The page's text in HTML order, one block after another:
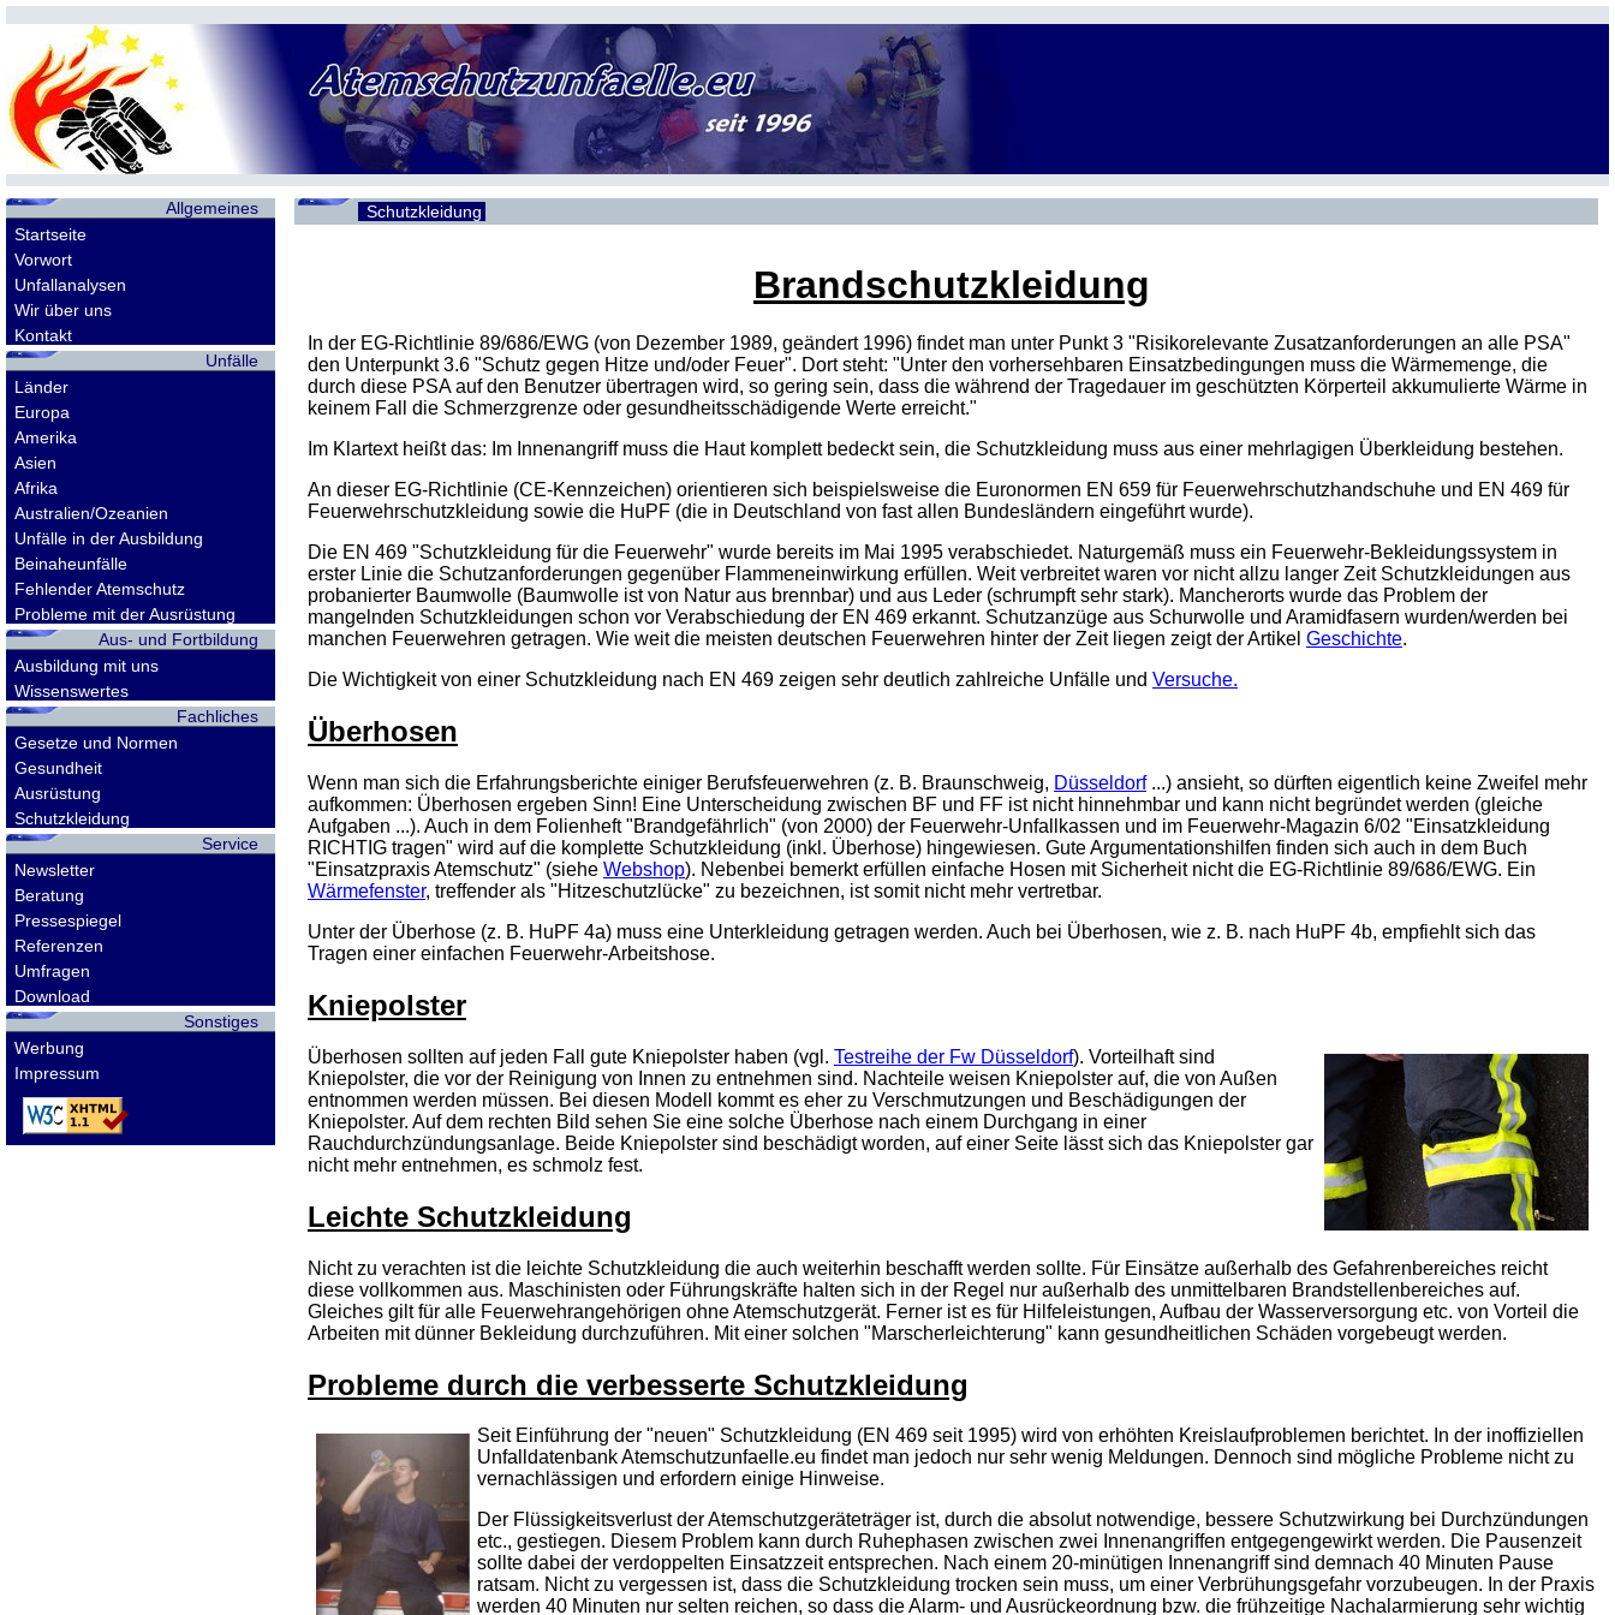
Allgemeines
Startseite
Vorwort
Unfallanalysen
Wir über uns
Kontakt
Unfälle
Länder
Europa
Amerika
Asien
Afrika
Australien/Ozeanien
Unfälle in der Ausbildung
Beinaheunfälle
Fehlender Atemschutz
Probleme mit der Ausrüstung
Aus- und Fortbildung
Ausbildung mit uns
Wissenswertes
Fachliches
Gesetze und Normen
Gesundheit
Ausrüstung
Schutzkleidung
Service
Newsletter
Beratung
Pressespiegel
Referenzen
Umfragen
Download
Sonstiges
Werbung
Impressum
Schutzkleidung
Brandschutzkleidung
In der EG-Richtlinie 89/686/EWG (von Dezember 1989, geändert 1996) findet man unter Punkt 3 "Risikorelevante Zusatzanforderungen an alle PSA"
den Unterpunkt 3.6 "Schutz gegen Hitze und/oder Feuer". Dort steht: "Unter den vorhersehbaren Einsatzbedingungen muss die Wärmemenge, die
durch diese PSAauf den Benutzer übertragen wird, so gering sein, dass die während der Tragedauer im geschützten Körperteil akkumulierte Wärme in
keinem Fall die Schmerzgrenze oder gesundheitsschädigende Werte erreicht."
Im Klartext heißt das: Im Innenangriff muss die Haut komplett bedeckt sein, die Schutzkleidung muss aus einer mehrlagigen Überkleidung bestehen.
An dieser EG-Richtlinie (CE-Kennzeichen) orientieren sich beispielsweise die Euronormen EN 659 für Feuerwehrschutzhandschuhe und EN 469 für
Feuerwehrschutzkleidung sowie die HuPF (die in Deutschland von fast allen Bundesländern eingeführt wurde).
Die EN 469 "Schutzkleidung für die Feuerwehr" wurde bereits im Mai 1995 verabschiedet. Naturgemäß muss ein Feuerwehr-Bekleidungssystem in
erster Linie die Schutzanforderungen gegenüber Flammeneinwirkung erfüllen. Weit verbreitet waren vor nicht allzu langer Zeit Schutzkleidungen aus
probanierter Baumwolle (Baumwolle ist von Natur aus brennbar) und aus Leder (schrumpft sehr stark). Mancherorts wurde das Problem der
mangelnden Schutzkleidungen schon vor Verabschiedung der EN 469 erkannt. Schutzanzüge aus Schurwolle und Aramidfasern wurden/werden bei
manchen Feuerwehren getragen. Wie weit die meisten deutschen Feuerwehren hinter der Zeit liegen zeigt der Artikel Geschichte.
Die Wichtigkeit von einer Schutzkleidung nach EN 469 zeigen sehr deutlich zahlreiche Unfälle und Versuche.
Überhosen
Wenn man sich die Erfahrungsberichte einiger Berufsfeuerwehren (z. B. Braunschweig, Düsseldorf...) ansieht, so dürften eigentlich keine Zweifel mehr
aufkommen: Überhosen ergeben Sinn! Eine Unterscheidung zwischen BF und FF ist nicht hinnehmbar und kann nicht begründet werden (gleiche
Aufgaben ...). Auch in dem Folienheft "Brandgefährlich" (von 2000) der Feuerwehr-Unfallkassen und im Feuerwehr-Magazin 6/02 "Einsatzkleidung
RICHTIG tragen" wird auf die komplette Schutzkleidung (inkl. Überhose) hingewiesen. Gute Argumentationshilfen finden sich auch in dem Buch
"Einsatzpraxis Atemschutz" (siehe Webshop). Nebenbei bemerkt erfüllen einfache Hosen mit Sicherheit nicht die EG-Richtlinie 89/686/EWG. Ein
Wärmefenster, treffender als "Hitzeschutzlücke" zu bezeichnen, ist somit nicht mehr vertretbar.
Unter der Überhose (z. B. HuPF 4a) muss eine Unterkleidung getragen werden. Auch bei Überhosen, wie z. B. nach HuPF 4b, empfiehlt sich das
Tragen einer einfachen Feuerwehr-Arbeitshose.
Kniepolster
Überhosen sollten auf jeden Fall gute Kniepolster haben (vgl. Testreihe der Fw Düsseldorf). Vorteilhaft sind
Kniepolster, die vor der Reinigung von Innen zu entnehmen sind. Nachteile weisen Kniepolster auf, die von Außen
entnommen werden müssen. Bei diesen Modell kommt es eher zu Verschmutzungen und Beschädigungen der
Kniepolster. Auf dem rechten Bild sehen Sie eine solche Überhose nach einem Durchgang in einer
Rauchdurchzündungsanlage. Beide Kniepolster sind beschädigt worden, auf einer Seite lässt sich das Kniepolster gar
nicht mehr entnehmen, es schmolz fest.
Leichte Schutzkleidung
Nicht zu verachten ist die leichte Schutzkleidung die auch weiterhin beschafft werden sollte. Für Einsätze außerhalb des Gefahrenbereiches reicht
diese vollkommen aus. Maschinisten oder Führungskräfte halten sich in der Regel nur außerhalb des unmittelbaren Brandstellenbereiches auf.
Gleiches gilt für alle Feuerwehrangehörigen ohne Atemschutzgerät. Ferner ist es für Hilfeleistungen, Aufbau der Wasserversorgung etc. von Vorteil die
Arbeiten mit dünner Bekleidung durchzuführen. Mit einer solchen "Marscherleichterung" kann gesundheitlichen Schäden vorgebeugt werden.
Probleme durch die verbesserte Schutzkleidung
Seit Einführung der "neuen" Schutzkleidung (EN 469 seit 1995) wird von erhöhten Kreislaufproblemen berichtet. In der inoffiziellen
Unfalldatenbank Atemschutzunfaelle.eu findet man jedoch nur sehr wenig Meldungen. Dennoch sind mögliche Probleme nicht zu
vernachlässigen und erfordern einige Hinweise.
Der Flüssigkeitsverlust der Atemschutzgeräteträger ist, durch die absolut notwendige, bessere Schutzwirkung bei Durchzündungen
etc., gestiegen. Diesem Problem kann durch Ruhephasen zwischen zwei Innenangriffen entgegengewirkt werden. Die Pausenzeit
sollte dabei der verdoppelten Einsatzzeit entsprechen. Nach einem 20-minütigen Innenangriff sind demnach 40 Minuten Pause
ratsam. Nicht zu vergessen ist, dass die Schutzkleidung trocken sein muss, um einer Verbrühungsgefahr vorzubeugen. In der Praxis
werden 40 Minuten nur selten reichen, so dass die Alarm- und Ausrückeordnung bzw. die frühzeitige Nachalarmierung sehr wichtig